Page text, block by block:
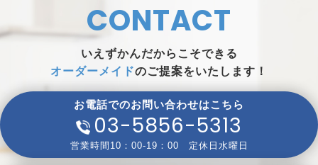
CONTACT
いえずかんだからこそできる
オーダーメイドのご提案をいたします！
お電話でのお問い合わせはこちら
03-5856-5313
営業時間10：00-19：00 定休日水曜日